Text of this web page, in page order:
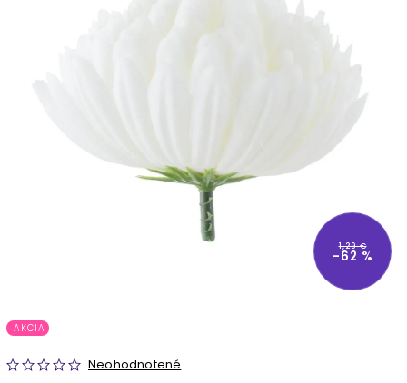
1,29 €
–62 %
AKCIA
Neohodnotené